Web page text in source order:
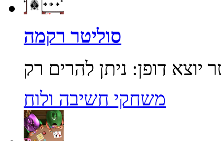
סוליטר רקמה
משחקי חשיבה ולוח